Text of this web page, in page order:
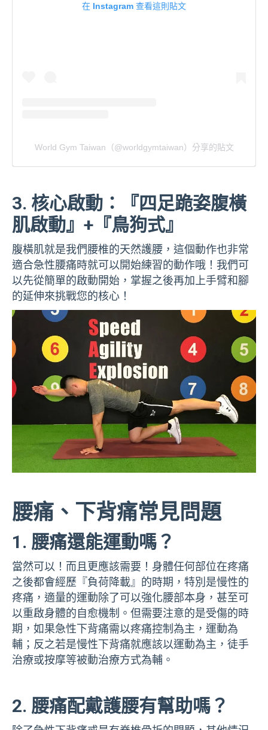
在 Instagram 查看這則貼文
World Gym Taiwan（@worldgymtaiwan）分享的貼文
3. 核心啟動：『四足跪姿腹橫
肌啟動』+『鳥狗式』
腹橫肌就是我們腰椎的天然護腰，這個動作也非常
適合急性腰痛時就可以開始練習的動作哦！我們可
以先從簡單的啟動開始，掌握之後再加上手臂和腳
的延伸來挑戰您的核心！
腰痛、下背痛常見問題
1. 腰痛還能運動嗎？
當然可以！而且更應該需要！身體任何部位在疼痛
之後都會經歷『負荷降載』的時期，特別是慢性的
疼痛，適量的運動除了可以強化腰部本身，甚至可
以重啟身體的自愈機制。但需要注意的是受傷的時
期，如果急性下背痛需以疼痛控制為主，運動為
輔；反之若是慢性下背痛就應該以運動為主，徒手
治療或按摩等被動治療方式為輔。
2. 腰痛配戴護腰有幫助嗎？